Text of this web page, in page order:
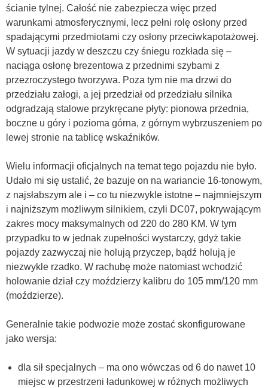
ścianie tylnej. Całość nie zabezpiecza więc przed
warunkami atmosferycznymi, lecz pełni rolę osłony przed
spadającymi przedmiotami czy osłony przeciwkapotażowej.
W sytuacji jazdy w deszczu czy śniegu rozkłada się –
naciąga osłonę brezentowa z przednimi szybami z
przezroczystego tworzywa. Poza tym nie ma drzwi do
przedziału załogi, a jej przedział od przedziału silnika
odgradzają stalowe przykręcane płyty: pionowa przednia,
boczne u góry i pozioma górna, z górnym wybrzuszeniem po
lewej stronie na tablicę wskaźników.
Wielu informacji oficjalnych na temat tego pojazdu nie było.
Udało mi się ustalić, że bazuje on na wariancie 16-tonowym,
z najsłabszym ale i – co tu niezwykle istotne – najmniejszym
i najniższym możliwym silnikiem, czyli DC07, pokrywającym
zakres mocy maksymalnych od 220 do 280 KM. W tym
przypadku to w jednak zupełności wystarczy, gdyż takie
pojazdy zazwyczaj nie holują przyczep, bądź holują je
niezwykle rzadko. W rachubę może natomiast wchodzić
holowanie dział czy moździerzy kalibru do 105 mm/120 mm
(moździerze).
Generalnie takie podwozie może zostać skonfigurowane
jako wersja:
dla sił specjalnych – ma ono wówczas od 6 do nawet 10
miejsc w przestrzeni ładunkowej w różnych możliwych